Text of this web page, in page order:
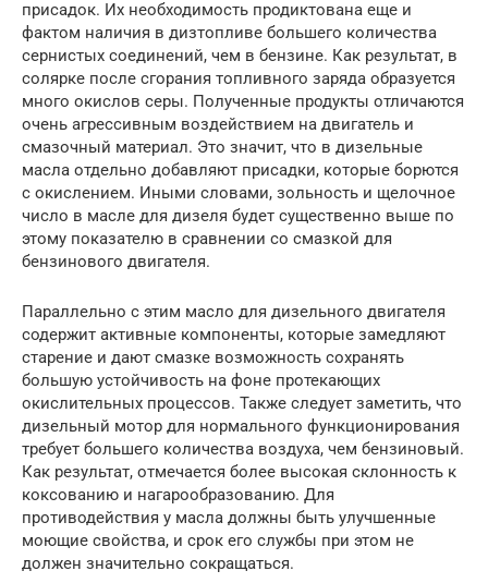
присадок. Их необходимость продиктована еще и
фактом наличия в дизтопливе большего количества
сернистых соединений, чем в бензине. Как результат, в
солярке после сгорания топливного заряда образуется
много окислов серы. Полученные продукты отличаются
очень агрессивным воздействием на двигатель и
смазочный материал. Это значит, что в дизельные
масла отдельно добавляют присадки, которые борются
с окислением. Иными словами, зольность и щелочное
число в масле для дизеля будет существенно выше по
этому показателю в сравнении со смазкой для
бензинового двигателя.
Параллельно с этим масло для дизельного двигателя
содержит активные компоненты, которые замедляют
старение и дают смазке возможность сохранять
большую устойчивость на фоне протекающих
окислительных процессов. Также следует заметить, что
дизельный мотор для нормального функционирования
требует большего количества воздуха, чем бензиновый.
Как результат, отмечается более высокая склонность к
коксованию и нагарообразованию. Для
противодействия у масла должны быть улучшенные
моющие свойства, и срок его службы при этом не
должен значительно сокращаться.